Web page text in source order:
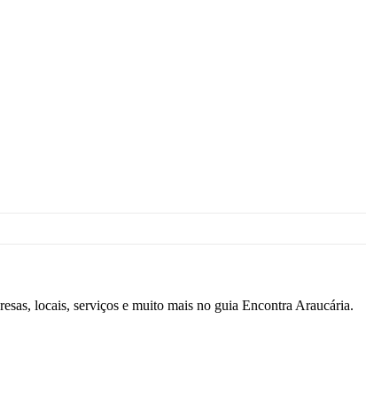
locais, serviços e muito mais no guia Encontra Araucária.